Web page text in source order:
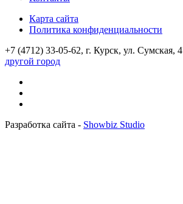
Карта сайта
Политика конфиденциальности
+7 (4712) 33-05-62, г. Курск, ул. Сумская,
другой город
Разработка сайта - Showbiz Studio